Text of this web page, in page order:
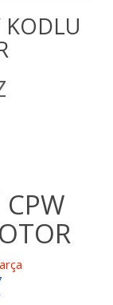
KODLU